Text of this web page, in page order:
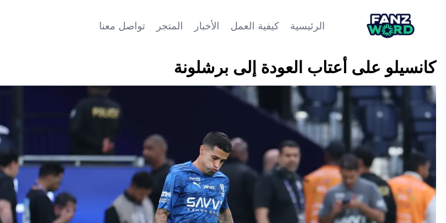
الرئيسية كيفية العمل الأخبار المتجر تواصل معنا
كانسيلو على أعتاب العودة إلى برشلونة